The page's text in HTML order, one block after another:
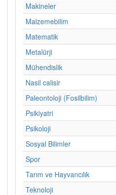
Makineler
Malzemebilim
Matematik
Metalürji
Mühendislik
Nasil calisir
Paleontoloji (Fosilbilim)
Psikiyatri
Psikoloji
Sosyal Bilimler
Spor
Tarım ve Hayvancılık
Teknoloji